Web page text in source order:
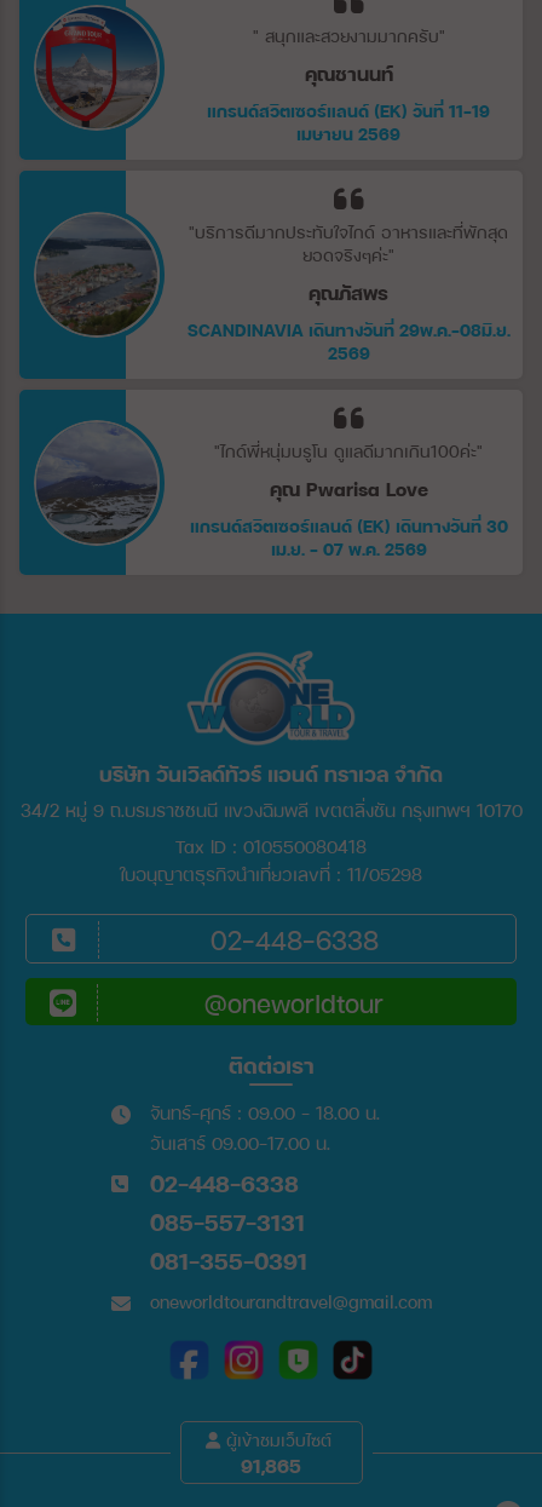
" สนุกและสวยงามมากครับ"
คุณชานนท์
แกรนด์สวิตเซอร์แลนด์ (EK) วันที่ 11-19
เมษายน 2569
"บริการดีมากประทับใจไกด์ อาหารและที่พักสุด
ยอดจริงๆค่ะ"
คุณภัสพร
SCANDINAVIA เดินทางวันที่ 29พ.ค.-08มิ.ย.
2569
"ไกด์พี่หนุ่มบรูโน ดูแลดีมากเกิน100ค่ะ"
คุณ Pwarisa Love
แกรนด์สวิตเซอร์แลนด์ (EK) เดินทางวันที่ 30
เม.ย. - 07 พ.ค. 2569
บริษัท วันเวิลด์ทัวร์ แอนด์ ทราเวล จำกัด
34/2 หมู่ 9 ถ.บรมราชชนนี แขวงฉิมพลี เขตตลิ่งชัน กรุงเทพฯ 10170
Tax ID : 010550080418
ใบอนุญาตธุรกิจนำเที่ยวเลขที่ : 11/05298
02-448-6338
@oneworldtour
ติดต่อเรา
จันทร์-ศุกร์ : 09.00 - 18.00 น.
วันเสาร์ 09.00-17.00 น.
02-448-6338
085-557-3131
081-355-0391
oneworldtourandtravel@gmail.com
ผู้เข้าชมเว็บไซต์
91,865